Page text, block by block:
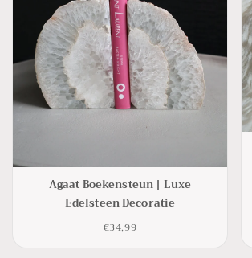
Agaat Boekensteun | Luxe
Edelsteen Decoratie
€34,99